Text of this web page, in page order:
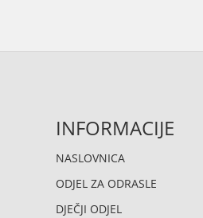
INFORMACIJE
NASLOVNICA
ODJEL ZA ODRASLE
DJEČJI ODJEL